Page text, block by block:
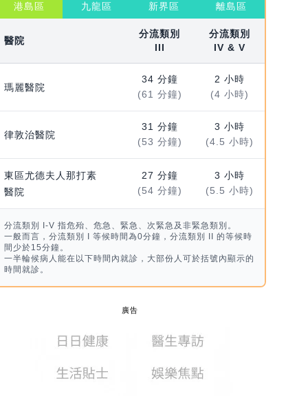
港島區 九龍區 新界區 離島區
醫院
分流類別
III
分流類別
IV & V
瑪麗醫院
34 分鐘
(61 分鐘)
2 小時
(4 小時)
律敦治醫院
31 分鐘
(53 分鐘)
3 小時
(4.5 小時)
東區尤德夫人那打素
醫院
27 分鐘
(54 分鐘)
3 小時
(5.5 小時)
分流類別 I-V 指危殆、危急、緊急、次緊急及非緊急類別。
一般而言，分流類別 I 等候時間為0分鐘，分流類別 II 的等候時
間少於15分鐘。
一半輪候病人能在以下時間內就診，大部份人可於括號內顯示的
時間就診。
廣告